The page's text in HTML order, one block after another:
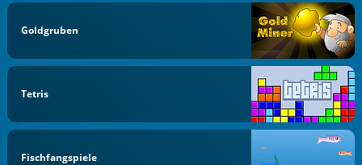
Goldgruben
Tetris
Fischfangspiele